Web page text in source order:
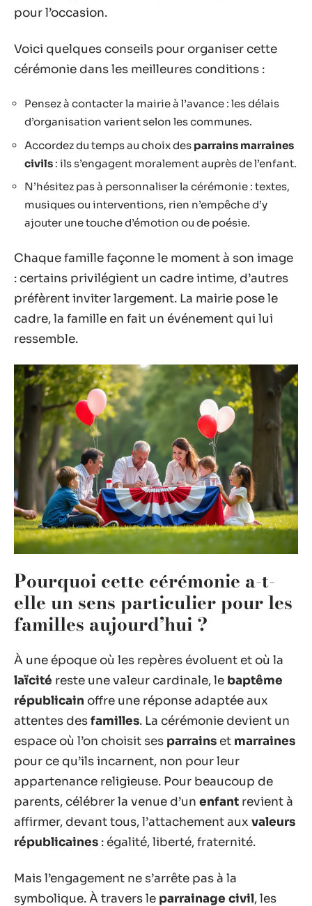
pour l’occasion.
Voici quelques conseils pour organiser cette
cérémonie dans les meilleures conditions :
Pensez à contacter la mairie à l’avance : les délais
d’organisation varient selon les communes.
Accordez du temps au choix des parrains marraines
civils : ils s’engagent moralement auprès de l’enfant.
N’hésitez pas à personnaliser la cérémonie : textes,
musiques ou interventions, rien n’empêche d’y
ajouter une touche d’émotion ou de poésie.
Chaque famille façonne le moment à son image
: certains privilégient un cadre intime, d’autres
préfèrent inviter largement. La mairie pose le
cadre, la famille en fait un événement qui lui
ressemble.
Pourquoi cette cérémonie a-t-
elle un sens particulier pour les
familles aujourd’hui ?
À une époque où les repères évoluent et où la
laïcité reste une valeur cardinale, le baptême
républicain offre une réponse adaptée aux
attentes desfamilles. La cérémonie devient un
espace où l’on choisit ses parrains et marraines
pour ce qu’ils incarnent, non pour leur
appartenance religieuse. Pour beaucoup de
parents, célébrer la venue d’un enfant revient à
affirmer, devant tous, l’attachement aux valeurs
républicaines : égalité, liberté, fraternité.
Mais l’engagement ne s’arrête pas à la
symbolique. À travers le parrainage civil, les